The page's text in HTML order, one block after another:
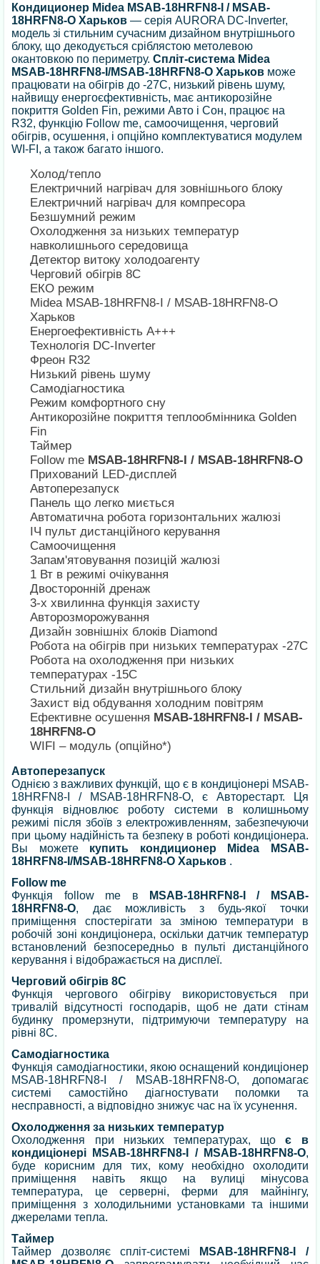
Кондиционер Midea MSAB-18HRFN8-I / MSAB-
18HRFN8-O Харьков — серія AURORA DC-Inverter,
модель зі стильним сучасним дизайном внутрішнього
блоку, що декодується сріблястою метолевою
окантовкою по периметру.Спліт-система Midea
MSAB-18HRFN8-I/MSAB-18HRFN8-O Харьков може
працювати на обігрів до -27С, низький рівень шуму,
найвищу енергоєфективність, має антикорозійне
покриття Golden Fin, режими Авто і Сон, працює на
R32, функцію Follow me, самоочищення, черговий
обігрів, осушення, і опційно комплектуватися модулем
WI-FI, а також багато іншого.
Холод/тепло
Електричний нагрівач для зовнішнього блоку
Електричний нагрівач для компресора
Безшумний режим
Охолодження за низьких температур
навколишнього середовища
Детектор витоку холодоагенту
Черговий обігрів 8С
ЕКО режим
Midea MSAB-18HRFN8-I / MSAB-18HRFN8-O
Харьков
Енергоефективність А+++
Технологія DC-Inverter
Фреон R32
Низький рівень шуму
Самодіагностика
Режим комфортного сну
Антикорозійне покриття теплообмінника Golden
Fin
Таймер
Follow me MSAB-18HRFN8-I / MSAB-18HRFN8-O
Прихований LED-дисплей
Автоперезапуск
Панель що легко миється
Автоматична робота горизонтальних жалюзі
ІЧ пульт дистанційного керування
Самоочищення
Запам'ятовування позицій жалюзі
1 Вт в режимі очікування
Двосторонній дренаж
3-х хвилинна функція захисту
Авторозморожування
Дизайн зовнішніх блоків Diamond
Робота на обігрів при низьких температурах -27С
Робота на охолодження при низьких
температурах -15С
Стильний дизайн внутрішнього блоку
Захист від обдування холодним повітрям
Ефективне осушення MSAB-18HRFN8-I / MSAB-
18HRFN8-O
WIFI – модуль (опційно*)
Автоперезапуск
Однією з важливих функцій, що є в кондиціонері MSAB-
18HRFN8-I / MSAB-18HRFN8-O, є Авторестарт. Ця
функція відновлює роботу системи в колишньому
режимі після збоїв з електроживленням, забезпечуючи
при цьому надійність та безпеку в роботі кондиціонера.
Вы можете купить кондиционер Midea MSAB-
18HRFN8-I/MSAB-18HRFN8-O Харьков .
Follow me
Функція follow me в
MSAB-18HRFN8-I / MSAB-
18HRFN8-O, дає можливість з будь-якої точки
приміщення спостерігати за зміною температури в
робочій зоні кондиціонера, оскільки датчик температур
встановлений безпосередньо в пульті дистанційного
керування і відображається на дисплеї.
Черговий обігрів 8С
Функція чергового обігріву використовується при
тривалій відсутності господарів, щоб не дати стінам
будинку промерзнути, підтримуючи температуру на
рівні 8С.
Самодіагностика
Функція самодіагностики, якою оснащений кондиціонер
MSAB-18HRFN8-I / MSAB-18HRFN8-O, допомагає
системі самостійно діагностувати поломки та
несправності, а відповідно знижує час на їх усунення.
Охолодження за низьких температур
Охолодження при низьких температурах, щоє в
кондиціонері MSAB-18HRFN8-I / MSAB-18HRFN8-O,
буде корисним для тих, кому необхідно охолодити
приміщення навіть якщо на вулиці мінусова
температура, це серверні, ферми для майнінгу,
приміщення з холодильними установками та іншими
джерелами тепла.
Таймер
Таймер дозволяє спліт-системі
MSAB-18HRFN8-I /